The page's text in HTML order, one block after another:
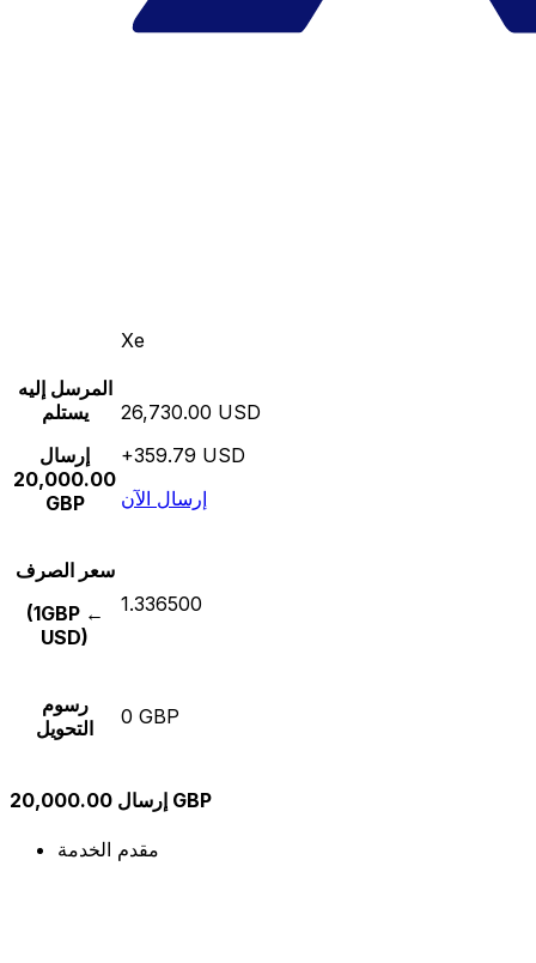
Xe
المرسل إليه
يستلم
إرسال
20,000.00
GBP
26,730.00 USD
+359.79 USD
إرسال الآن
سعر الصرف
(1GBP ←
USD)
1.336500
رسوم
التحويل
0 GBP
إرسال 20,000.00 GBP
مقدم الخدمة